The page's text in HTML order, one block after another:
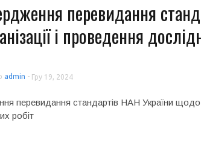
перевидання
і проведення
admin - Гру 19, 2024
перевидання стандартів НАН України щодо
робіт